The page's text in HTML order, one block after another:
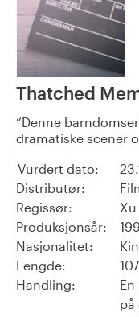
Thatched
Denne
dramatiske scener
Vurdert dato:
Distributør:
Regissør:
Produksjonsår:
Nasjonalitet:
Lengde:
Handling:
på